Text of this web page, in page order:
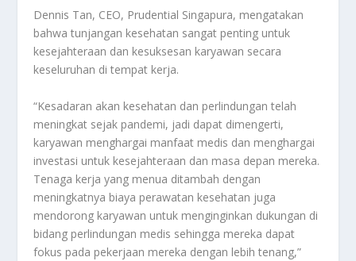
Dennis Tan, CEO, Prudential Singapura, mengatakan
bahwa tunjangan kesehatan sangat penting untuk
kesejahteraan dan kesuksesan karyawan secara
keseluruhan di tempat kerja.
“Kesadaran akan kesehatan dan perlindungan telah
meningkat sejak pandemi, jadi dapat dimengerti,
karyawan menghargai manfaat medis dan menghargai
investasi untuk kesejahteraan dan masa depan mereka.
Tenaga kerja yang menua ditambah dengan
meningkatnya biaya perawatan kesehatan juga
mendorong karyawan untuk menginginkan dukungan di
bidang perlindungan medis sehingga mereka dapat
fokus pada pekerjaan mereka dengan lebih tenang,”